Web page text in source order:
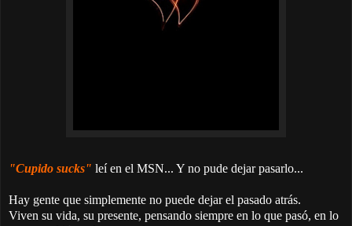
"Cupido sucks" leí en el MSN... Y no pude dejar pasarlo...
Hay gente que simplemente no puede dejar el pasado atrás.
Viven su vida, su presente, pensando siempre en lo que pasó, en lo